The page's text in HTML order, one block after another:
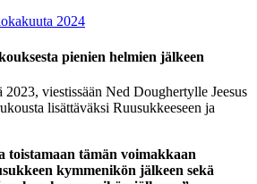
2024
pienien helmien jälkeen
viestissään Ned Doughertylle Jeesus
lisättäväksi Ruusukkeeseen ja
toistamaan tämän voimakkaan
kymmenikön jälkeen sekä